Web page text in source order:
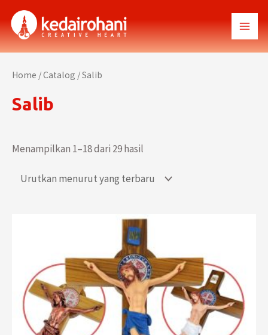
Lewati
ke
konten
Home /Catalog / Salib
Salib
Menampilkan 1–18 dari 29 hasil